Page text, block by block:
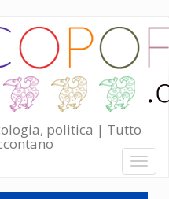
politica | Tutto
Toggle